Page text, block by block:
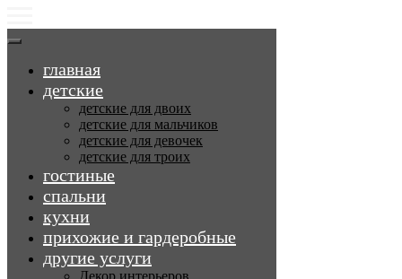
главная
детские
детские для двоих
детские для мальчиков
детские для девочек
детские для троих
гостиные
спальни
кухни
прихожие и гардеробные
другие услуги
Декор интерьеров